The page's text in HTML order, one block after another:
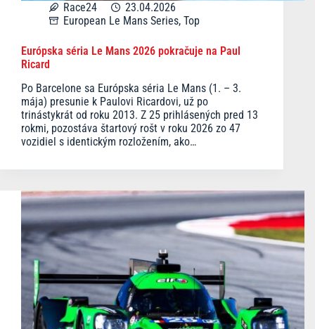
Race24
23.04.2026
European Le Mans Series, Top
Európska séria Le Mans 2026 pokračuje na Paul
Ricard
Po Barcelone sa Európska séria Le Mans (1. – 3.
mája) presunie k Paulovi Ricardovi, už po
trinástykrát od roku 2013. Z 25 prihlásených pred 13
rokmi, pozostáva štartový rošt v roku 2026 zo 47
vozidiel s identickým rozložením, ako…